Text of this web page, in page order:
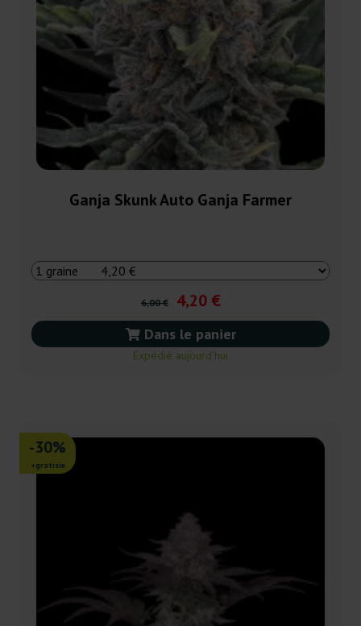
Ganja Skunk Auto Ganja Farmer
6,00 € 4,20 €
Dans le panier
Expédié aujourd’hui
-30%
+gratisie